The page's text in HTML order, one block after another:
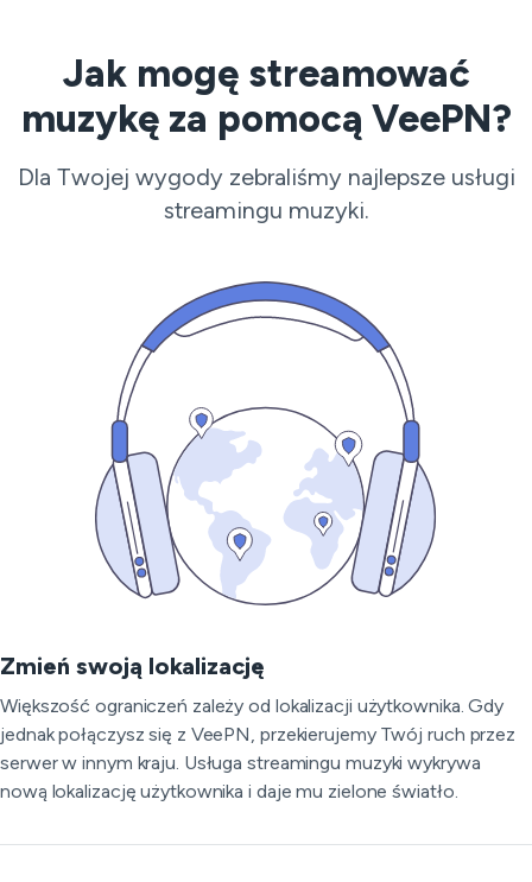
Jak mogę streamować
muzykę za pomocą VeePN?
Dla Twojej wygody zebraliśmy najlepsze usługi
streamingu muzyki.
Zmień swoją lokalizację
Większość ograniczeń zależy od lokalizacji użytkownika. Gdy
jednak połączysz się z VeePN, przekierujemy Twój ruch przez
serwer w innym kraju. Usługa streamingu muzyki wykrywa
nową lokalizację użytkownika i daje mu zielone światło.